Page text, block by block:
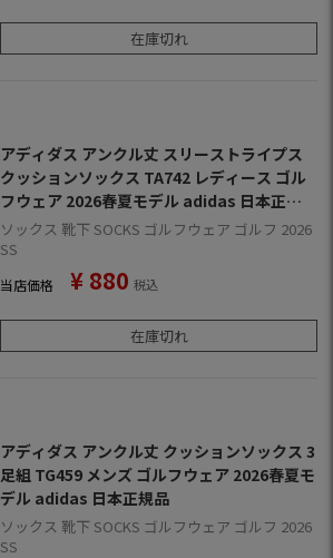
在庫切れ
アディダス アンクル丈 スリーストライプス
クッションソックス TA742 レディース ゴル
フウェア 2026春夏モデル adidas 日本正規
品
ソックス 靴下 SOCKS ゴルフウェア ゴルフ 2026
SS
当店価格 ¥ 880 税込
在庫切れ
アディダス アンクル丈 クッションソックス 3
足組 TG459 メンズ ゴルフウェア 2026春夏モ
デル adidas 日本正規品
ソックス 靴下 SOCKS ゴルフウェア ゴルフ 2026
SS